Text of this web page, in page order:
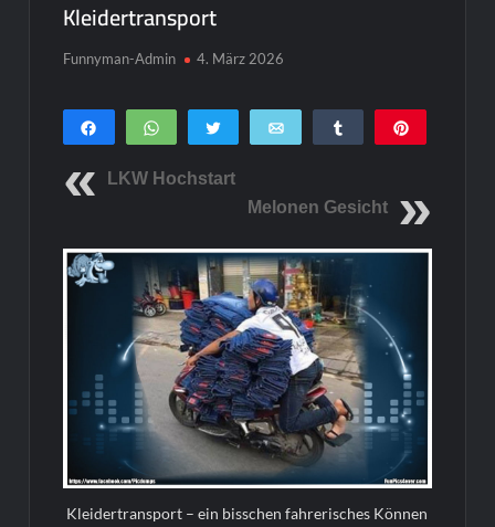
Kleidertransport
Funnyman-Admin 4. März 2026
Teilen WhatsApp Twittern E-Mail Teilen
SHARES
LKW Hochstart
Melonen Gesicht
Kleidertransport – ein bisschen fahrerisches Können